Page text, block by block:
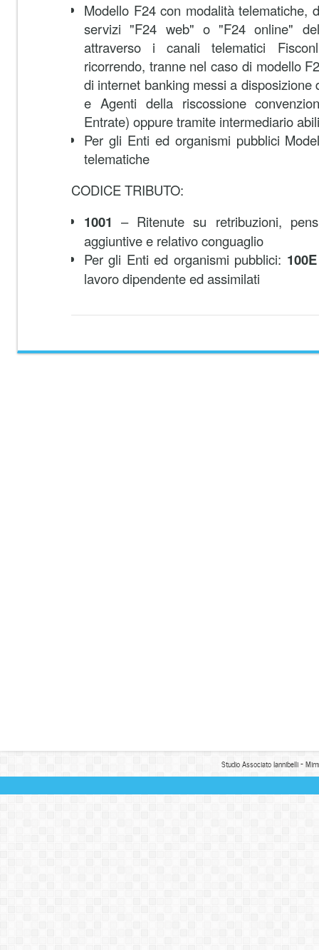
Modello F24 con modalità telematiche,
servizi "F24 web" o "F24 online"
attraverso i canali telematici
ricorrendo, tranne nel caso di modello
di internet banking messi a disposizione
e Agenti della riscossione
Entrate) oppure tramite intermediario
Per gli Enti ed organismi pubblici
telematiche
CODICE TRIBUTO:
1001– Ritenute su retribuzioni,
aggiuntive e relativo conguaglio
Per gli Enti ed organismi pubblici: 100E
lavoro dipendente ed assimilati
Studio Associato Iannibelli -